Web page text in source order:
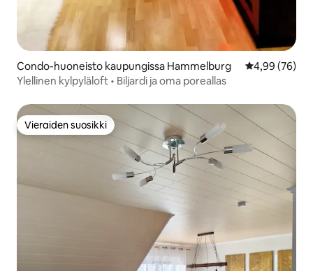
Condo-huoneisto kaupungissa Hammelburg
4,99 (76)
Ylellinen kylpyläloft • Biljardi ja oma poreallas
Vieraiden suosikki
Vieraiden suosikki